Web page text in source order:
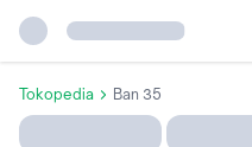
Tokopedia Ban 35